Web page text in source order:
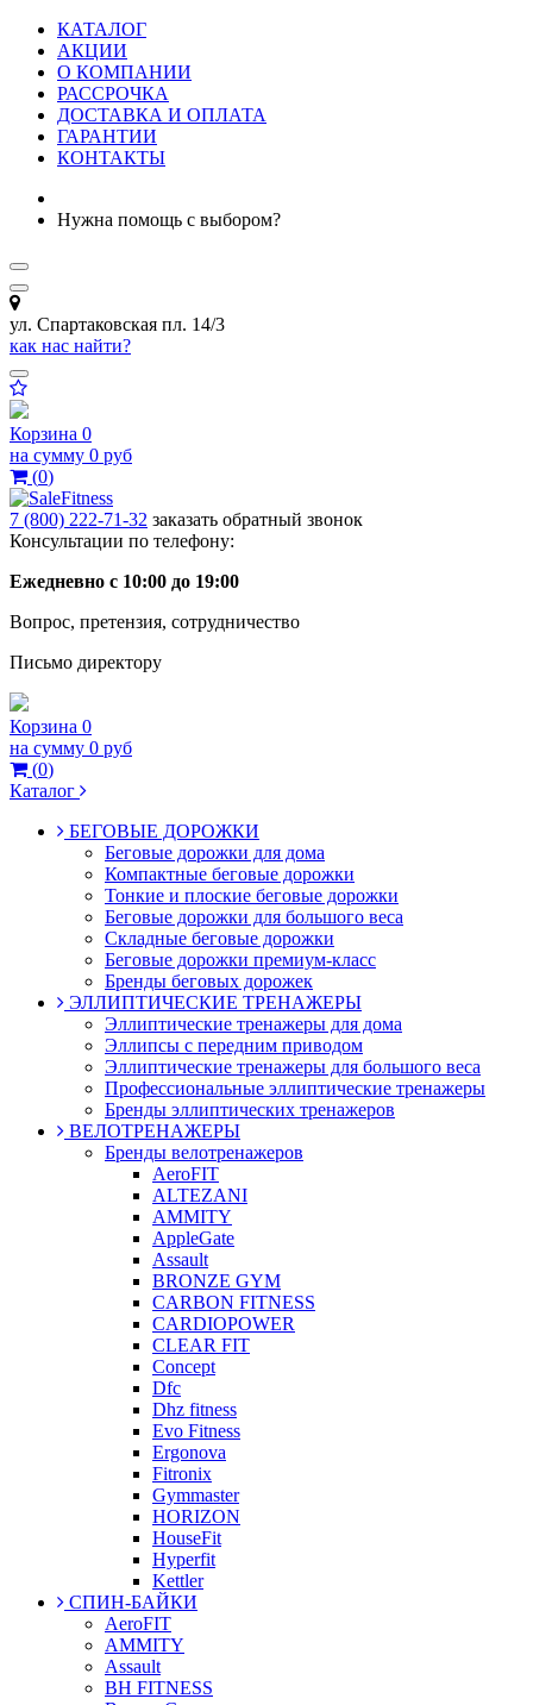
КАТАЛОГ
АКЦИИ
О КОМПАНИИ
РАССРОЧКА
ДОСТАВКА И ОПЛАТА
ГАРАНТИИ
КОНТАКТЫ
Нужна помощь с выбором?
ул. Спартаковская пл. 14/3
как нас найти?
Корзина 0
на сумму 0 руб
(0)
7 (800) 222-71-32 заказать обратный звонок
Консультации по телефону:
Ежедневно с 10:00 до 19:00
Вопрос, претензия, сотрудничество
Письмо директору
Корзина 0
на сумму 0 руб
(0)
Каталог
БЕГОВЫЕ ДОРОЖКИ
Беговые дорожки для дома
Компактные беговые дорожки
Тонкие и плоские беговые дорожки
Беговые дорожки для большого веса
Складные беговые дорожки
Беговые дорожки премиум-класс
Бренды беговых дорожек
ЭЛЛИПТИЧЕСКИЕ ТРЕНАЖЕРЫ
Эллиптические тренажеры для дома
Эллипсы с передним приводом
Эллиптические тренажеры для большого веса
Профессиональные эллиптические тренажеры
Бренды эллиптических тренажеров
ВЕЛОТРЕНАЖЕРЫ
Бренды велотренажеров
AeroFIT
ALTEZANI
AMMITY
AppleGate
Assault
BRONZE GYM
CARBON FITNESS
CARDIOPOWER
CLEAR FIT
Concept
Dfc
Dhz fitness
Evo Fitness
Ergonova
Fitronix
Gymmaster
HORIZON
HouseFit
Hyperfit
Kettler
СПИН-БАЙКИ
AeroFIT
AMMITY
Assault
BH FITNESS